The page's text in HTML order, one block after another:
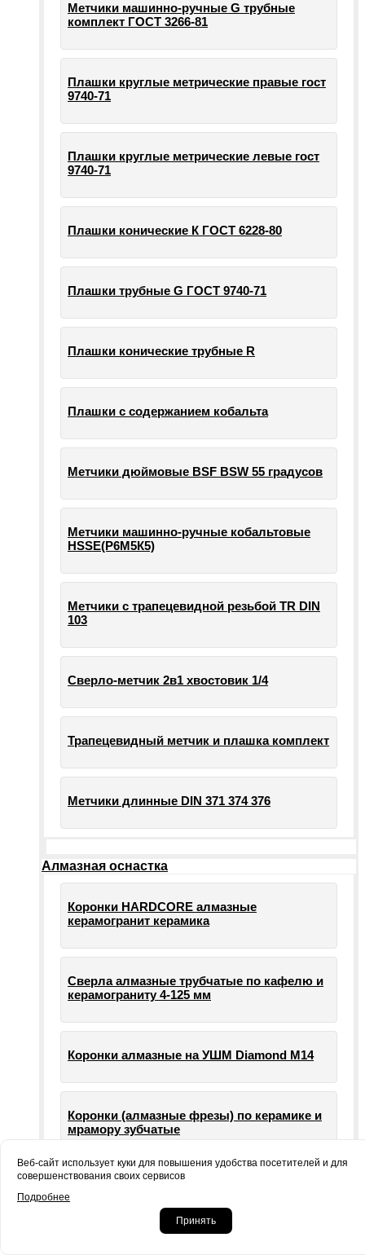
Метчики машинно-ручные G трубные
комплект ГОСТ 3266-81
Плашки круглые метрические правые гост
9740-71
Плашки круглые метрические левые гост
9740-71
Плашки конические К ГОСТ 6228-80
Плашки трубные G ГОСТ 9740-71
Плашки конические трубные R
Плашки с содержанием кобальта
Метчики дюймовые BSF BSW 55 градусов
Метчики машинно-ручные кобальтовые
HSSE(Р6М5К5)
Метчики с трапецевидной резьбой TR DIN
103
Сверло-метчик 2в1 хвостовик 1/4
Трапецевидный метчик и плашка комплект
Метчики длинные DIN 371 374 376
Алмазная оснастка
Коронки HARDCORE алмазные
керамогранит керамика
Сверла алмазные трубчатые по кафелю и
керамограниту 4-125 мм
Коронки алмазные на УШМ Diamond М14
Коронки (алмазные фрезы) по керамике и
мрамору зубчатые
машин УШМ болгарки
Веб-сайт использует куки для повышения удобства посетителей и для
совершенствования своих сервисов
Подробнее
Принять